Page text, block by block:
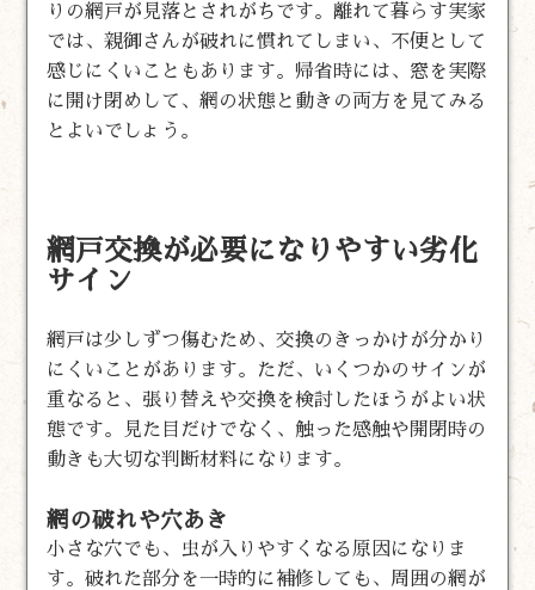
りの網戸が見落とされがちです。離れて暮らす実家
では、親御さんが破れに慣れてしまい、不便として
感じにくいこともあります。帰省時には、窓を実際
に開け閉めして、網の状態と動きの両方を見てみる
とよいでしょう。
網戸交換が必要になりやすい劣化
サイン
網戸は少しずつ傷むため、交換のきっかけが分かり
にくいことがあります。ただ、いくつかのサインが
重なると、張り替えや交換を検討したほうがよい状
態です。見た目だけでなく、触った感触や開閉時の
動きも大切な判断材料になります。
網の破れや穴あき
小さな穴でも、虫が入りやすくなる原因になりま
す。破れた部分を一時的に補修しても、周囲の網が